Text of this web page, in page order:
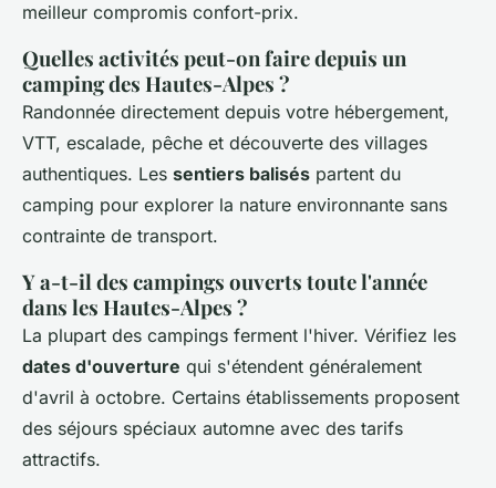
meilleur compromis confort-prix.
Quelles activités peut-on faire depuis un
camping des Hautes-Alpes ?
Randonnée directement depuis votre hébergement,
VTT, escalade, pêche et découverte des villages
authentiques. Les sentiers balisés partent du
camping pour explorer la nature environnante sans
contrainte de transport.
Y a-t-il des campings ouverts toute l'année
dans les Hautes-Alpes ?
La plupart des campings ferment l'hiver. Vérifiez les
dates d'ouverture qui s'étendent généralement
d'avril à octobre. Certains établissements proposent
des séjours spéciaux automne avec des tarifs
attractifs.